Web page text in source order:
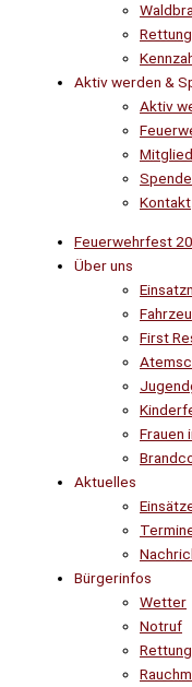
Aktiv werden &
Aktiv
Kontakt
Feuerwehrfest
Über uns
First
Frauen
Aktuelles
Bürgerinfos
Wetter
Notruf